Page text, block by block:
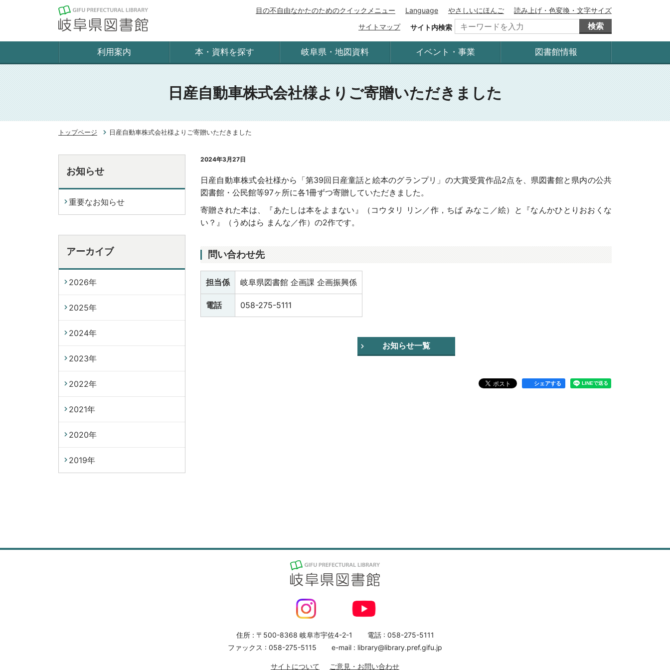
目の不自由なかたのためのクイックメニュー Language やさしいにほんご
読み上げ・色変換・文字サイズ
サイトマップ
サイト内検索 検索
利用案内 本・資料を探す 岐阜県・地図資料 イベント・事業 図書館情報
日産自動車株式会社様よりご寄贈いただきました
トップページ 日産自動車株式会社様よりご寄贈いただきました
2024年3月27日
日産自動車株式会社様から「第39回日産童話と絵本のグランプリ」の大賞受賞作品2点を、県図書館と県内の公共
図書館・公民館等97ヶ所に各1冊ずつ寄贈していただきました。
寄贈された本は、『あたしは本をよまない』（コウタリ リン／作，ちば みなこ／絵）と『なんかひとりおおくな
い？』（うめはら まんな／作）の2作です。
問い合わせ先
担当係 岐阜県図書館 企画課 企画振興係
電話 058-275-5111
お知らせ一覧
シェアする
お知らせ
重要なお知らせ
アーカイブ
2026年
2025年
2024年
2023年
2022年
2021年
2020年
2019年
住所 : 〒500-8368 岐阜市宇佐4-2-1
電話 : 058-275-5111
ファックス : 058-275-5115
e-mail : library@library.pref.gifu.jp
サイトについて ご意見・お問い合わせ